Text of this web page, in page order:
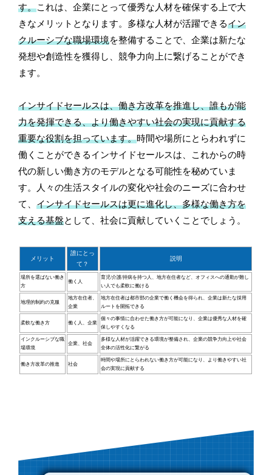
す。これは、企業にとって優秀な人材を確保する上で大
きなメリットとなります。多様な人材が活躍できるイン
クルーシブな職場環境を整備することで、企業は新たな
発想や創造性を獲得し、競争力向上に繋げることができ
ます。
インサイドセールスは、働き方改革を推進し、誰もが能
力を発揮できる、より働きやすい社会の実現に貢献する
重要な役割を担っています。時間や場所にとらわれずに
働くことができるインサイドセールスは、これからの時
代の新しい働き方のモデルとなる可能性を秘めていま
す。人々の生活スタイルの変化や社会のニーズに合わせ
て、インサイドセールスは更に進化し、多様な働き方を
支える基盤として、社会に貢献していくことでしょう。
メリット
誰にとっ
て？
説明
場所を選ばない働き
方
働く人
育児/介護/持病を持つ人、地方在住者など、オフィスへの通勤が難し
い人でも柔軟に働ける
地理的制約の克服
地方在住者、
企業
地方在住者は都市部の企業で働く機会を得られ、企業は新たな採用
ルートを開拓できる
柔軟な働き方 働く人、企業
個々の事情に合わせた働き方が可能になり、企業は優秀な人材を確
保しやすくなる
インクルーシブな職
場環境
企業、社会
多様な人材が活躍できる環境が整備され、企業の競争力向上や社会
全体の活性化に繋がる
働き方改革の推進 社会
時間や場所にとらわれない働き方が可能になり、より働きやすい社
会の実現に貢献する